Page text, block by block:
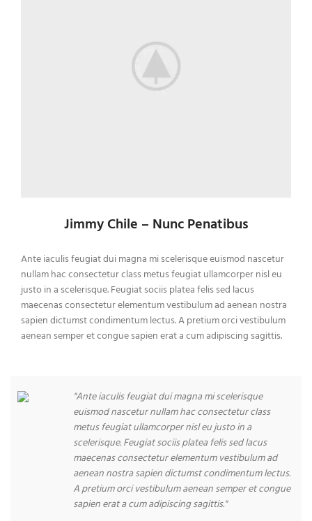
Jimmy Chile – Nunc Penatibus
Ante iaculis feugiat dui magna mi scelerisque euismod nascetur
nullam hac consectetur class metus feugiat ullamcorper nisl eu
justo in a scelerisque. Feugiat sociis platea felis sed lacus
maecenas consectetur elementum vestibulum ad aenean nostra
sapien dictumst condimentum lectus. A pretium orci vestibulum
aenean semper et congue sapien erat a cum adipiscing sagittis.
"Ante iaculis feugiat dui magna mi scelerisque
euismod nascetur nullam hac consectetur class
metus feugiat ullamcorper nisl eu justo in a
scelerisque. Feugiat sociis platea felis sed lacus
maecenas consectetur elementum vestibulum ad
aenean nostra sapien dictumst condimentum lectus.
A pretium orci vestibulum aenean semper et congue
sapien erat a cum adipiscing sagittis."